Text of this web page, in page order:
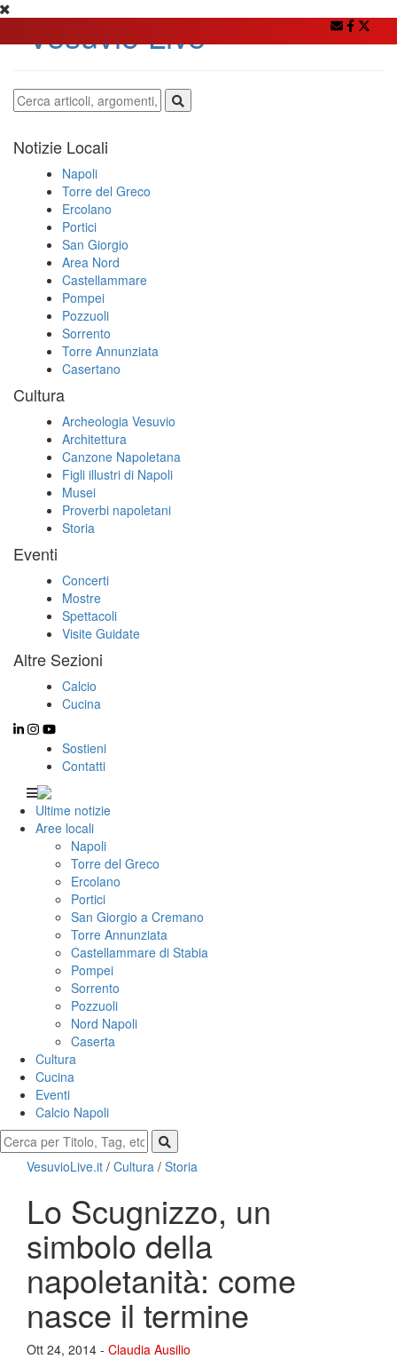
Notizie Locali
Napoli
Torre del Greco
Ercolano
Portici
San Giorgio
Area Nord
Castellammare
Pompei
Pozzuoli
Sorrento
Torre Annunziata
Casertano
Cultura
Archeologia Vesuvio
Architettura
Canzone Napoletana
Figli illustri di Napoli
Musei
Proverbi napoletani
Storia
Eventi
Concerti
Mostre
Spettacoli
Visite Guidate
Altre Sezioni
Calcio
Cucina
Sostieni
Contatti
Ultime notizie
Aree locali
Napoli
Torre del Greco
Ercolano
Portici
San Giorgio a Cremano
Torre Annunziata
Castellammare di Stabia
Pompei
Sorrento
Pozzuoli
Nord Napoli
Caserta
Cultura
Cucina
Eventi
Calcio Napoli
VesuvioLive.it / Cultura / Storia
Lo Scugnizzo, un
simbolo della
napoletanità: come
nasce il termine
Ott 24, 2014 - Claudia Ausilio